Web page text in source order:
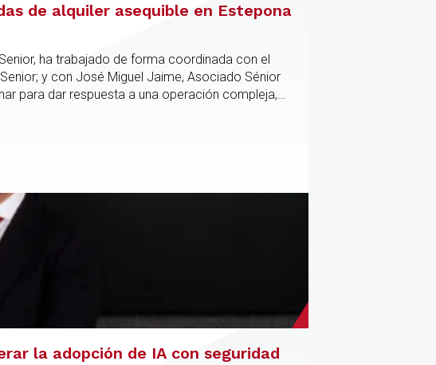
de alquiler asequible en Estepona
ha trabajado de forma coordinada con el
y con José Miguel Jaime, Asociado Sénior
para dar respuesta a una operación compleja,
la adopción de IA con seguridad